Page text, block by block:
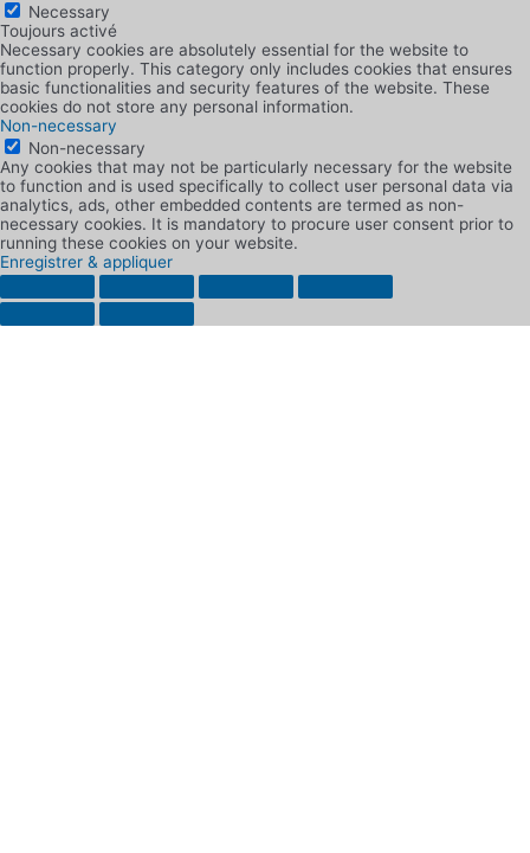
Necessary
Toujours activé
Necessary cookies are absolutely essential for the website to
function properly. This category only includes cookies that ensures
basic functionalities and security features of the website. These
cookies do not store any personal information.
Non-necessary
Non-necessary
Any cookies that may not be particularly necessary for the website
to function and is used specifically to collect user personal data via
analytics, ads, other embedded contents are termed as non-
necessary cookies. It is mandatory to procure user consent prior to
running these cookies on your website.
Enregistrer & appliquer